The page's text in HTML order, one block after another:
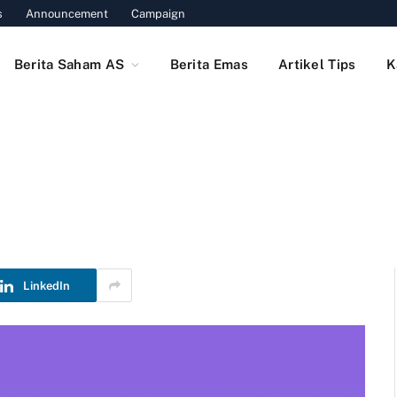
Announcement Campaign
Berita Saham AS Berita Emas Artikel Tips
LinkedIn